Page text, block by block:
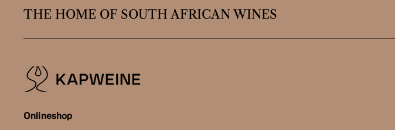
THE HOME OF SOUTH AFRICAN WINES
Onlineshop